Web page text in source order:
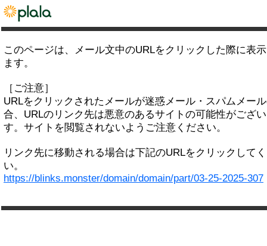
このページは、メール文中のURLをクリックした際に表
ます。
［ご注意］
URLをクリックされたメールが迷惑メール・スパムメー
合、URLのリンク先は悪意のあるサイトの可能性がござ
す。サイトを閲覧されないようご注意ください。
リンク先に移動される場合は下記のURLをクリックして
い。
https://blinks.monster/domain/domain/part/03-25-2025-307